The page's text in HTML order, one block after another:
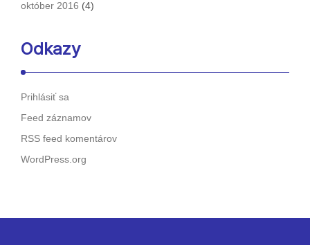
október 2016 (4)
Odkazy
Prihlásiť sa
Feed záznamov
RSS feed komentárov
WordPress.org